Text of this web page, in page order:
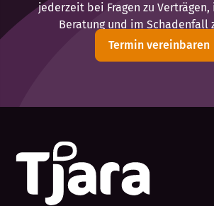
jederzeit bei Fragen zu
Beratung und im Schadenfall
Termin vereinbaren